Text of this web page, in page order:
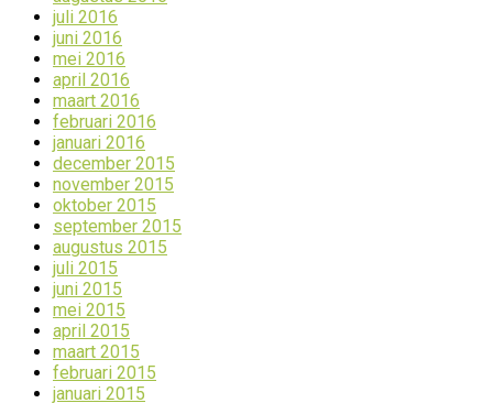
juli 2016
juni 2016
mei 2016
april 2016
maart 2016
februari 2016
januari 2016
december 2015
november 2015
oktober 2015
september 2015
augustus 2015
juli 2015
juni 2015
mei 2015
april 2015
maart 2015
februari 2015
januari 2015